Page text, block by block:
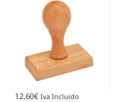
12.60€ Iva Incluido